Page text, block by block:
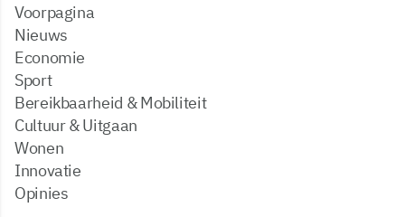
Voorpagina
Nieuws
Economie
Sport
Bereikbaarheid & Mobiliteit
Cultuur & Uitgaan
Wonen
Innovatie
Opinies